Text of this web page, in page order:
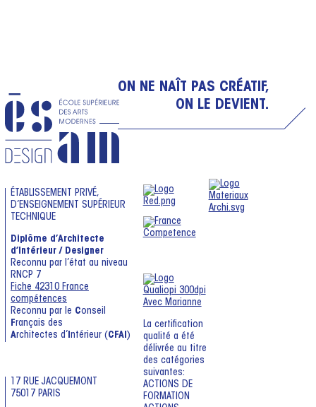
ON NE NAÎT PAS CRÉATIF,
ON LE DEVIENT.
ÉTABLISSEMENT PRIVÉ,
D’ENSEIGNEMENT SUPÉRIEUR
TECHNIQUE
Diplôme d’Architecte
d’Intérieur / Designer
Reconnu par l’état au niveau
RNCP 7
Fiche 42310 France
compétences
Reconnu par le Conseil
Français des
Architectes d’ Intérieur (CFAI)
17 RUE JACQUEMONT
75017 PARIS
La certification
qualité a été
délivrée au titre
des catégories
suivantes:
ACTIONS DE
FORMATION